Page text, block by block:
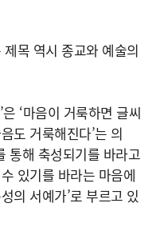
제목 역시 종교와 예술의
‘마음이 거룩하면 글씨
도 거룩해진다’는 의
통해 축성되기를 바라고
있기를 바라는 마음에
의 서예가’로 부르고 있